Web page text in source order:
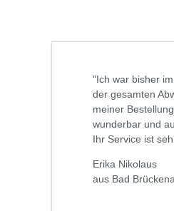
"Ich war bisher
der gesamten
meiner
wunderbar und
Ihr Service ist
Erika Nikolaus
aus Bad